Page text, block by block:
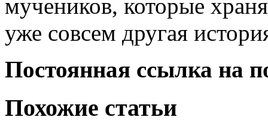
мучеников, которые
уже совсем другая
Постоянная ссылка на
Похожие статьи